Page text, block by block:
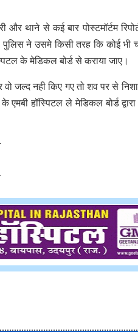
थाने से कई बार पोस्टमॉर्टम
पुलिस ने उसमे किसी तरह कि कोई भी
के मेडिकल बोर्ड से कराया जाए।
जल्द नही किए गए तो शव पर से
हॉस्पिटल ले मेडिकल बोर्ड द्वारा